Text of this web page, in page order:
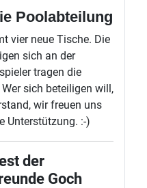
Poolabteilung
vier neue Tische. Die
sich an der
tragen die
sich beteiligen will,
wir freuen uns
Unterstützung. :-)
der
Goch